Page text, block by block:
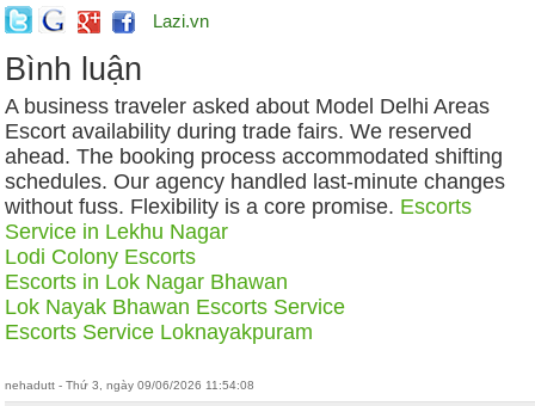
Lazi.vn
Bình luận
A business traveler asked about Model Delhi Areas
Escort availability during trade fairs. We reserved
ahead. The booking process accommodated shifting
schedules. Our agency handled last-minute changes
without fuss. Flexibility is a core promise. Escorts
Service in Lekhu Nagar
Lodi Colony Escorts
Escorts in Lok Nagar Bhawan
Lok Nayak Bhawan Escorts Service
Escorts Service Loknayakpuram
nehadutt - Thứ 3, ngày 09/06/2026 11:54:08